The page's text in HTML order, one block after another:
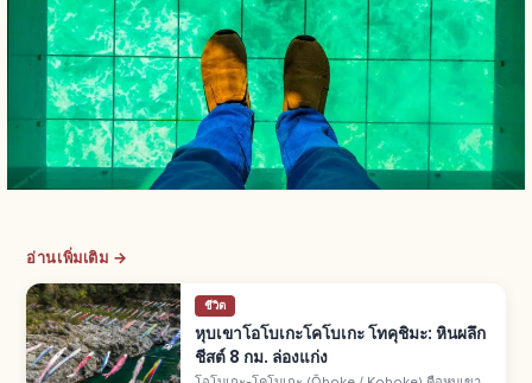
อ่านเพิ่มเติม →
ชีวิต
หุบเขาโอโบเกะโคโบเกะ โทคุชิมะ: หินผลึก
ชีสต์ 8 กม. ล่องแก่ง